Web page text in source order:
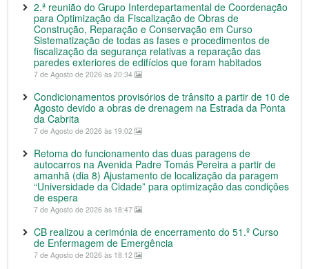
2.ª reunião do Grupo Interdepartamental de Coordenação
para Optimização da Fiscalização de Obras de
Construção, Reparação e Conservação em Curso
Sistematização de todas as fases e procedimentos de
fiscalização da segurança relativas a reparação das
paredes exteriores de edifícios que foram habitados
7 de Agosto de 2026 às 20:34
Condicionamentos provisórios de trânsito a partir de 10 de
Agosto devido a obras de drenagem na Estrada da Ponta
da Cabrita
7 de Agosto de 2026 às 19:02
Retoma do funcionamento das duas paragens de
autocarros na Avenida Padre Tomás Pereira a partir de
amanhã (dia 8) Ajustamento de localização da paragem
“Universidade da Cidade” para optimização das condições
de espera
7 de Agosto de 2026 às 18:47
CB realizou a cerimónia de encerramento do 51.º Curso
de Enfermagem de Emergência
7 de Agosto de 2026 às 18:12